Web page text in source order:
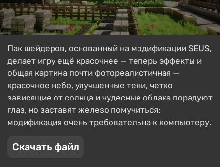
Пак шейдеров, основанный на модификации SEUS,
делает игру ещё красочнее — теперь эффекты и
общая картина почти фотореалистичная —
красочное небо, улучшенные тени, четко
зависящие от солнца и чудесные облака порадуют
глаз, но заставят железо помучиться:
модификация очень требовательна к компьютеру.
Скачать файл